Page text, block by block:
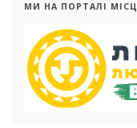
МИ НА ПОРТАЛІ